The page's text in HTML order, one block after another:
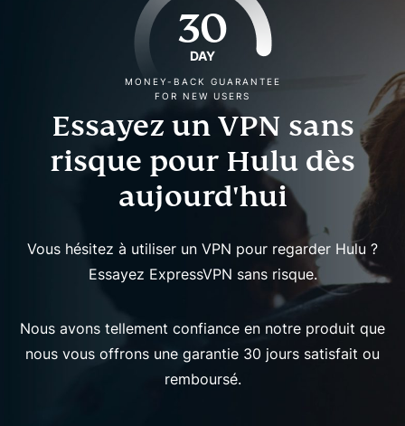
30
DAY
MONEY-BACK GUARANTEE
FOR NEW USERS
Essayez un VPN sans
risque pour Hulu dès
aujourd'hui
Vous hésitez à utiliser un VPN pour regarder Hulu ?
Essayez ExpressVPN sans risque.
Nous avons tellement confiance en notre produit que
nous vous offrons une garantie 30 jours satisfait ou
remboursé.